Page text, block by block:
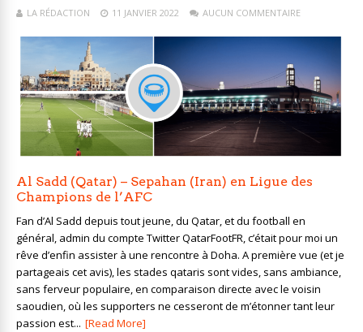
LA RÉDACTION 11 JANVIER 2022 AUCUN COMMENTAIRE
Al Sadd (Qatar) – Sepahan (Iran) en Ligue des
Champions de l’AFC
Fan d’Al Sadd depuis tout jeune, du Qatar, et du football en
général, admin du compte Twitter QatarFootFR, c’était pour moi un
rêve d’enfin assister à une rencontre à Doha. A première vue (et je
partageais cet avis), les stades qataris sont vides, sans ambiance,
sans ferveur populaire, en comparaison directe avec le voisin
saoudien, où les supporters ne cesseront de m’étonner tant leur
passion est... [Read More]